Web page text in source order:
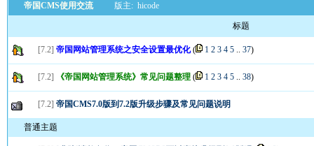
帝国CMS使用交流 版主: hicode
标题
[7.2] 帝国网站管理系统之安全设置最优化( 1 2 3 4 5 .. 37)
[7.2] 《帝国网站管理系统》常见问题整理 ( 1 2 3 4 5 .. 38)
[7.2] 帝国CMS7.0版到7.2版升级步骤及常见问题说明
普通主题